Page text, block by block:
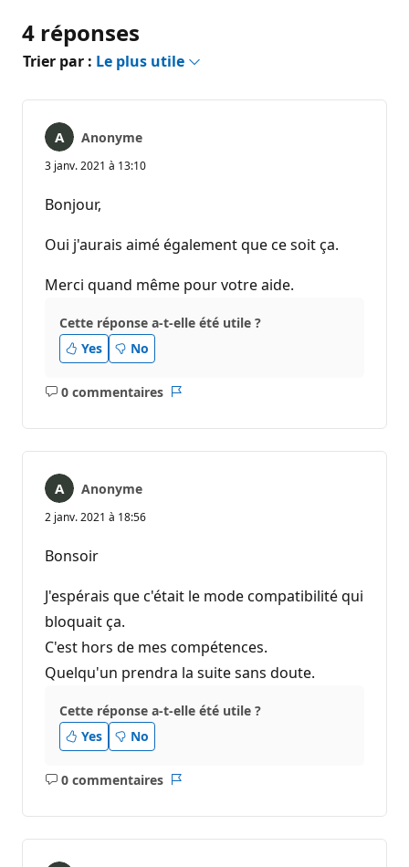
4 réponses
Trier par : Le plus utile
Anonyme
3 janv. 2021 à 13:10
Bonjour,
Oui j'aurais aimé également que ce soit ça.
Merci quand même pour votre aide.
Cette réponse a-t-elle été utile ?
Yes
No
0 commentaires
Aucun
Anonyme
2 janv. 2021 à 18:56
Bonsoir
J'espérais que c'était le mode compatibilité qui
bloquait ça.
C'est hors de mes compétences.
Quelqu'un prendra la suite sans doute.
Cette réponse a-t-elle été utile ?
Yes
No
0 commentaires
Aucun